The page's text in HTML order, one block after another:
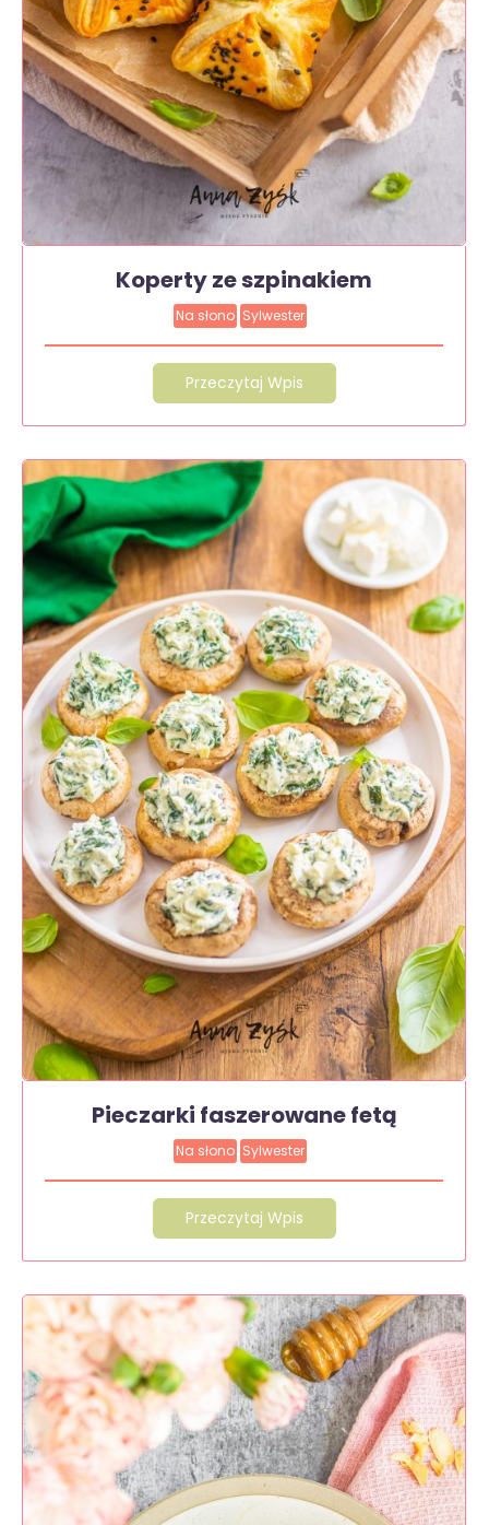
Koperty ze szpinakiem
Na słono Sylwester
Przeczytaj Wpis
Pieczarki faszerowane fetą
Na słono Sylwester
Przeczytaj Wpis